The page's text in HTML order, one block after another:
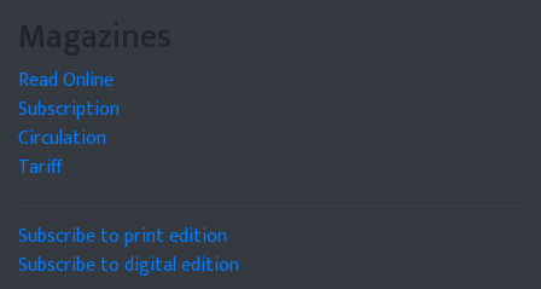
Magazines
Read Online
Subscription
Circulation
Tariff
Subscribe to print edition
Subscribe to digital edition